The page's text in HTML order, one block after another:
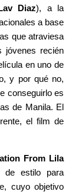
Diaz), a la
a base
que atraviesa
jóvenes recién
en uno de
y por qué no,
conseguirlo es
de Manila. El
el film de
From Lila
de estilo para
cuyo objetivo